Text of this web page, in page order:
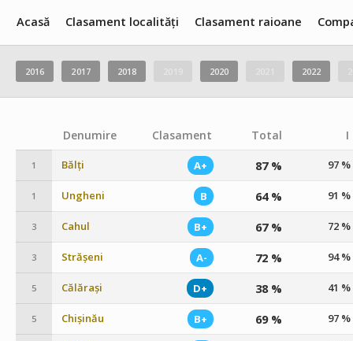
Acasă Clasament localități Clasament raioane
2016 2017 2018 2020 2022
Denumire Clasament Total I
1 Bălți A+ 87 % 97 %
1 Ungheni B 64 % 91 %
3 Cahul B+ 67 % 72 %
3 Strășeni A- 72 % 94 %
5 Călărași D+ 38 % 41 %
5 Chișinău B+ 69 % 97 %